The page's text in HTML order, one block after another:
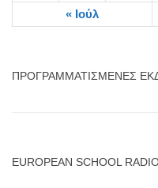
« Ιούλ
ΠΡΟΓΡΑΜΜΑΤΙΣΜΈΝΕΣ
EUROPEAN SCHOOL